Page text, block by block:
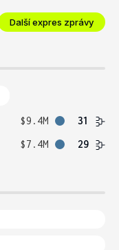
Další expres zprávy
$9.4M
31
$7.4M 29